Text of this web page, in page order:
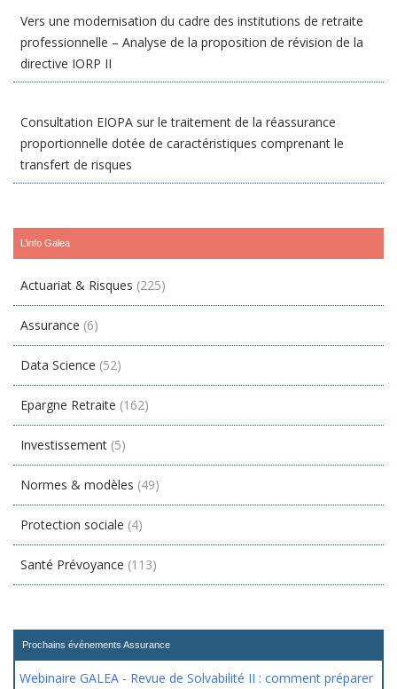
Vers une modernisation du cadre des institutions de retraite
professionnelle – Analyse de la proposition de révision de la
directive IORP II
Consultation EIOPA sur le traitement de la réassurance
proportionnelle dotée de caractéristiques comprenant le
transfert de risques
L’info Galea
Actuariat & Risques (225)
Assurance (6)
Data Science (52)
Epargne Retraite (162)
Investissement (5)
Normes & modèles (49)
Protection sociale (4)
Santé Prévoyance (113)
Prochains événements Assurance
Webinaire GALEA - Revue de Solvabilité II : comment préparer